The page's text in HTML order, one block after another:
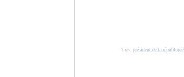
Tags:président de la république